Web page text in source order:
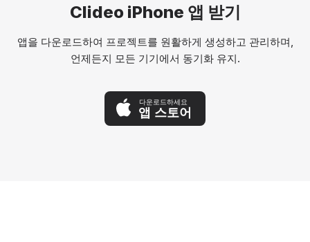
Clideo iPhone 앱 받기
앱을 다운로드하여 프로젝트를 원활하게 생성하고 관리하며,
언제든지 모든 기기에서 동기화 유지.
다운로드하세요
앱 스토어